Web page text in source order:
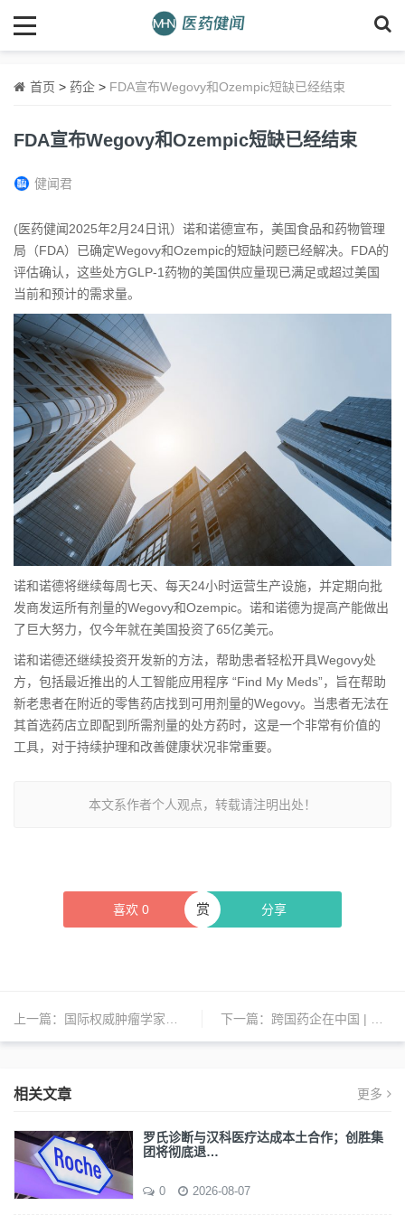
首页 > 药企 > FDA宣布Wegovy和Ozempic短缺已经结束
FDA宣布Wegovy和Ozempic短缺已经结束
健闻君
(医药健闻2025年2月24日讯）诺和诺德宣布，美国食品和药物管理
局（FDA）已确定Wegovy和Ozempic的短缺问题已经解决。FDA的
评估确认，这些处方GLP-1药物的美国供应量现已满足或超过美国
当前和预计的需求量。
诺和诺德将继续每周七天、每天24小时运营生产设施，并定期向批
发商发运所有剂量的Wegovy和Ozempic。诺和诺德为提高产能做出
了巨大努力，仅今年就在美国投资了65亿美元。
诺和诺德还继续投资开发新的方法，帮助患者轻松开具Wegovy处
方，包括最近推出的人工智能应用程序 “Find My Meds”，旨在帮助
新老患者在附近的零售药店找到可用剂量的Wegovy。当患者无法在
其首选药店立即配到所需剂量的处方药时，这是一个非常有价值的
工具，对于持续护理和改善健康状况非常重要。
本文系作者个人观点，转载请注明出处！
喜欢 0 分享
赏
上一篇： 国际权威肿瘤学家毛力回归贝达药业；辉瑞任命首席医疗官；强生在中国免疫领域拿下一个“全球首发” | 日报 下一篇： 跨国药企在中国 | 阿斯利康、飞利浦、万益特、武田、依视路陆逊梯卡、罗氏、葛兰素史克、辉瑞、默沙东、卫材等新动态
相关文章 更多
罗氏诊断与汉科医疗达成本土合作；创胜集
团将彻底退…
0 2026-08-07